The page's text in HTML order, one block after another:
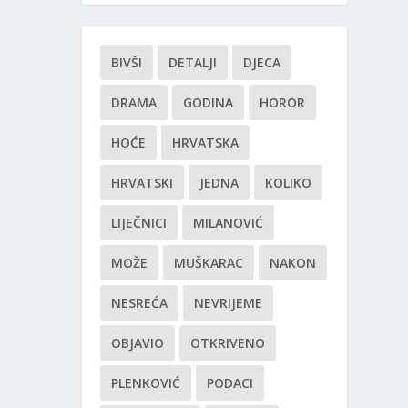
BIVŠI DETALJI DJECA
DRAMA GODINA HOROR
HOĆE HRVATSKA
HRVATSKI JEDNA KOLIKO
LIJEČNICI MILANOVIĆ
MOŽE MUŠKARAC NAKON
NESREĆA NEVRIJEME
OBJAVIO OTKRIVENO
PLENKOVIĆ PODACI